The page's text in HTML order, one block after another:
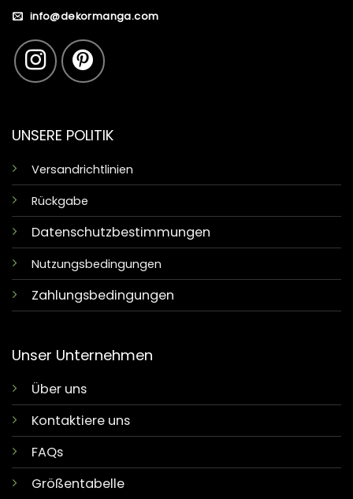
info@dekormanga.com
UNSERE POLITIK
Versandrichtlinien
Rückgabe
Datenschutzbestimmungen
Nutzungsbedingungen
Zahlungsbedingungen
Unser Unternehmen
Über uns
Kontaktiere uns
FAQs
Größentabelle